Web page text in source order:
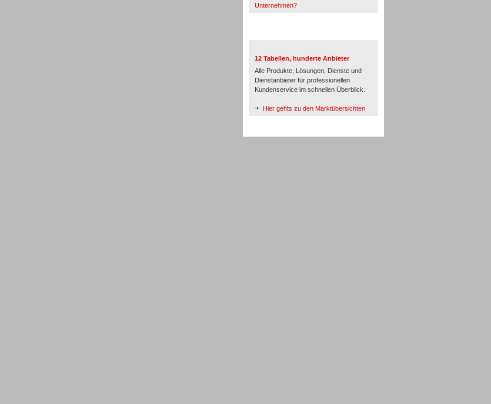
Unternehmen?
12 Tabellen, hunderte Anbieter
Alle Produkte, Lösungen, Dienste und
Dienstanbieter für professionellen
Kundenservice im schnellen Überblick.
Hier gehts zu den Marktübersichten